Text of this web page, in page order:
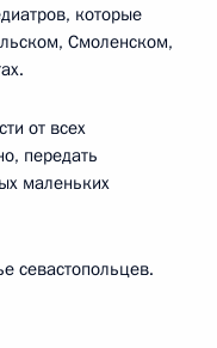
которые
Смоленском,
от всех
передать
маленьких
севастопольцев.